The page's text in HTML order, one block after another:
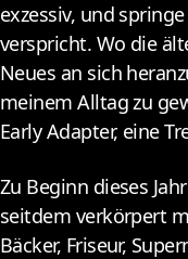
exzessiv, und
verspricht. Wo die
Neues an sich
meinem Alltag zu
Early Adapter, eine
Zu Beginn dieses
seitdem verkörpert
Bäcker, Friseur,